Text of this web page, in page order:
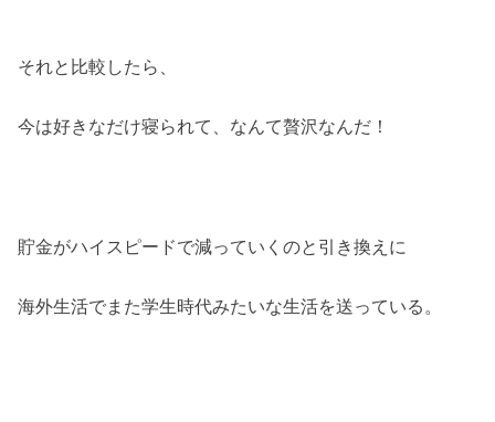
それと比較したら、
今は好きなだけ寝られて、なんて贅沢なんだ！
貯金がハイスピードで減っていくのと引き換えに
海外生活でまた学生時代みたいな生活を送っている。